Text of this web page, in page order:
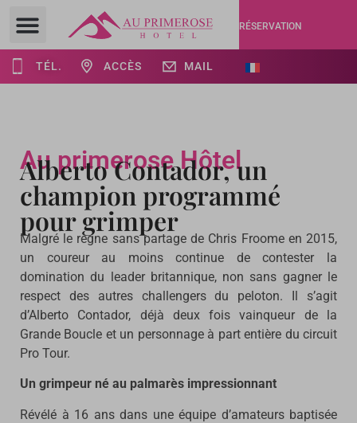
RÉSERVATION
TÉL. ACCÈS MAIL
Au primerose Hôtel
Alberto Contador, un
champion programmé
pour grimper
Malgré le règne sans partage de Chris Froome en 2015,
un coureur au moins continue de contester la
domination du leader britannique, non sans gagner le
respect des autres challengers du peloton. Il s’agit
d’Alberto Contador, déjà deux fois vainqueur de la
Grande Boucle et un personnage à part entière du circuit
Pro Tour.
Un grimpeur né au palmarès impressionnant
Révélé à 16 ans dans une équipe d’amateurs baptisée